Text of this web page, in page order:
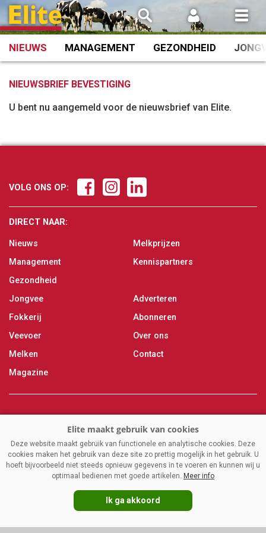
Spring
naar
inhoud
NIEUWS MANAGEMENT GEZONDHEID
NIEUWSBRIEF BEVESTIGING
U bent nu aangemeld voor de nieuwsbrief van Elite.
VOLG ONS OP:
DIRECT NAAR:
Nieuws
Management
Gezondheid
Jongvee
Fokkerij
Veevoer
Melken
Magazine
Melkprijzen
Kennispartners
Adverteren
Abonneren
Over ons
Contact
Deze website maakt gebruik van functionele en analytische cookies. Deze
cookies maken het gebruik van deze site zo prettig mogelijk in het gebruik. U
hoeft bijvoorbeeld niet steeds opnieuw gegevens in te voeren en kunnen wij u
optimaal bedienen met goede artikelen. Meer info
Ik ga akkoord